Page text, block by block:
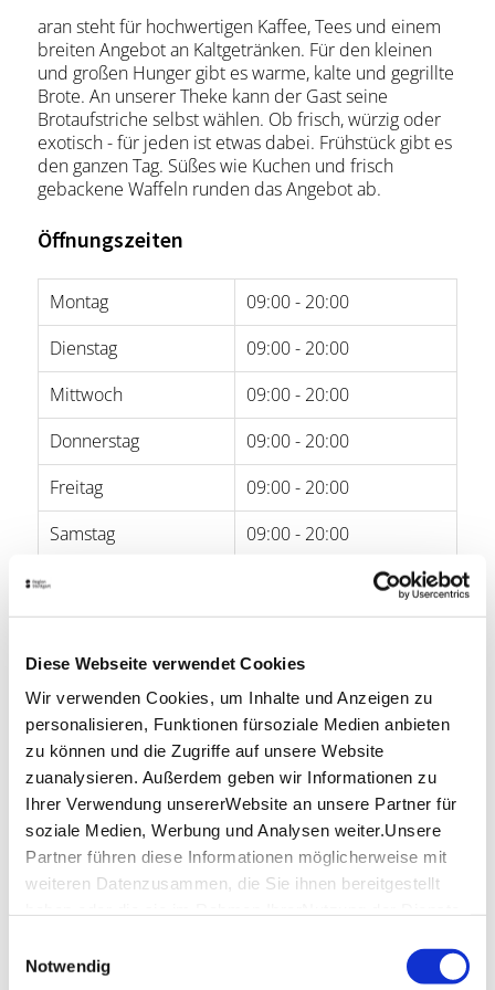
Diese Webseite verwendet Cookies
Wir verwenden Cookies, um Inhalte und Anzeigen zu
personalisieren, Funktionen fürsoziale Medien anbieten
zu können und die Zugriffe auf unsere Website
zuanalysieren. Außerdem geben wir Informationen zu
Ihrer Verwendung unsererWebsite an unsere Partner für
soziale Medien, Werbung und Analysen weiter.Unsere
Partner führen diese Informationen möglicherweise mit
weiteren Datenzusammen, die Sie ihnen bereitgestellt
Impressum
Notwendig
aran steht für hochwertigen Kaffee, Tees und einem
breiten Angebot an Kaltgetränken. Für den kleinen
und großen Hunger gibt es warme, kalte und gegrillte
Brote. An unserer Theke kann der Gast seine
Brotaufstriche selbst wählen. Ob frisch, würzig oder
exotisch - für jeden ist etwas dabei. Frühstück gibt es
den ganzen Tag. Süßes wie Kuchen und frisch
gebackene Waffeln runden das Angebot ab.
Öffnungszeiten
Montag
09:00 - 20:00
Dienstag
09:00 - 20:00
Mittwoch
09:00 - 20:00
Donnerstag
09:00 - 20:00
Freitag
09:00 - 20:00
Samstag
09:00 - 20:00
Sonntag
Tilsiterstr. 15
71065 Sindelfingen
Telefon:
+49 (0) 7031 / 76 46 75 100
Website:www.aran.coop